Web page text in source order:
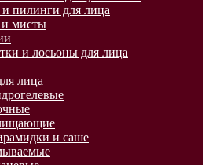
пилинги для лица
мисты
и лосьоны для лица
лица
и саше